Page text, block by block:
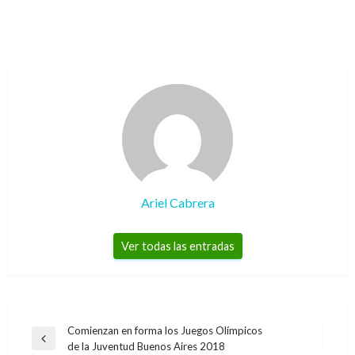
Ariel Cabrera
Ver todas las entradas
Navegación
Entrada
Comienzan en forma los Juegos Olímpicos
de la Juventud Buenos Aires 2018